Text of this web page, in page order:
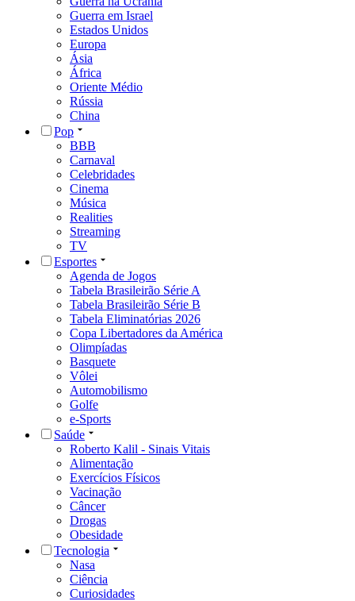
Guerra em Israel
Estados Unidos
Europa
Ásia
África
Oriente Médio
Rússia
China
Pop
BBB
Carnaval
Celebridades
Cinema
Música
Realities
Streaming
TV
Esportes
Agenda de Jogos
Tabela Brasileirão Série A
Tabela Brasileirão Série B
Tabela Eliminatórias 2026
Copa Libertadores da América
Olimpíadas
Basquete
Vôlei
Automobilismo
Golfe
e-Sports
Saúde
Roberto Kalil - Sinais Vitais
Alimentação
Exercícios Físicos
Vacinação
Câncer
Drogas
Obesidade
Tecnologia
Nasa
Ciência
Curiosidades